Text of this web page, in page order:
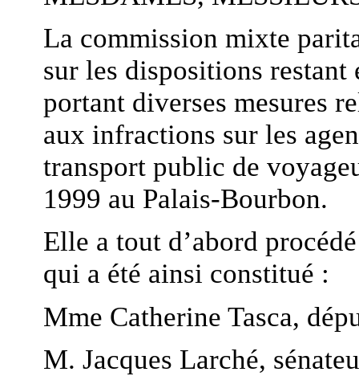
La commission mixte
sur les dispositions
portant diverses mesures
aux infractions sur les
transport public de
1999 au Palais-Bourbon.
Elle a tout d’abord
qui a été ainsi constitué :
Mme Catherine Tasca,
M. Jacques Larché,